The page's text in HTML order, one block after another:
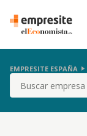
EMPRESITE ESPAÑA
Buscar